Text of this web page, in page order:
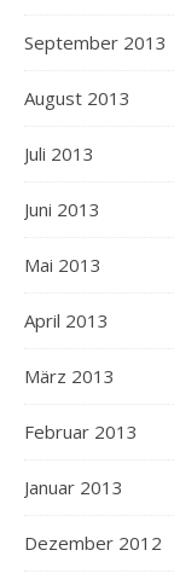
September 2013
August 2013
Juli 2013
Juni 2013
Mai 2013
April 2013
März 2013
Februar 2013
Januar 2013
Dezember 2012